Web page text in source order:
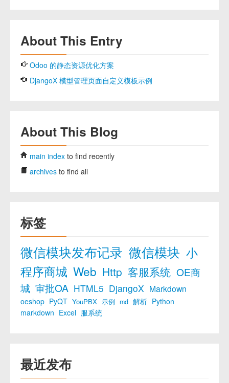
About This Entry
Odoo 的静态资源优化方案
DjangoX 模型管理页面自定义模板示例
About This Blog
main index to find recently
archives to find all
标签
微信模块发布记录 微信模块 小
程序商城 Web Http 客服系统 OE商
城 审批OA HTML5 DjangoX Markdown
oeshop PyQT YouPBX 示例 md 解析 Python
markdown Excel 服系统
最近发布